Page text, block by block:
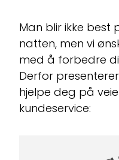
Man blir ikke best
natten, men vi
med å forbedre
Derfor
hjelpe deg på
kundeservice: